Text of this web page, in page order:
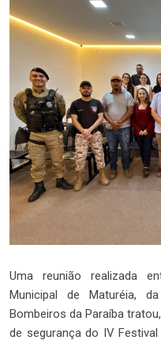
Uma reunião realizada
Municipal de Maturéia,
Bombeiros da Paraíba
de segurança do IV